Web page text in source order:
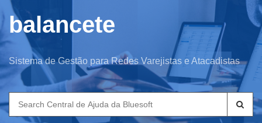
balancete
Sistema de Gestão para Redes Varejistas e Atacadistas
Search
for: